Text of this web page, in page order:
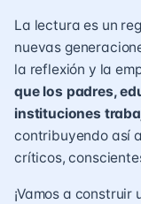
La lectura es un
nuevas
la reflexión y la
que los padres,
instituciones
contribuyendo así
críticos,
¡Vamos a